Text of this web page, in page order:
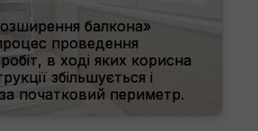
балкона»
проведення
в ході яких корисна
збільшується і
початковий периметр.